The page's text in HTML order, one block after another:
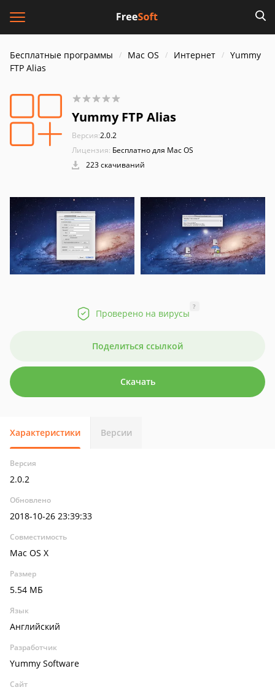
Бесплатные программы Mac OS Интернет
Yummy
FTP Alias
Yummy FTP Alias
Версия:2.0.2
Лицензия: Бесплатно для Mac OS
223 скачиваний
Проверено на вирусы
?
Поделиться ссылкой
Скачать
Характеристики Версии
Версия
2.0.2
Обновлено
2018-10-26 23:39:33
Совместимость
Mac OS X
Размер
5.54 МБ
Язык
Английский
Разработчик
Yummy Software
Сайт